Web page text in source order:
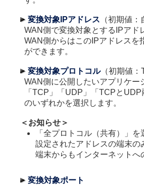
変換対象IPアドレス （初期値
WAN側で変換対象とするIPアド
WAN側からはこのIPアドレスを
ができます。
変換対象プロトコル（初期値：
WAN側に公開したいアプリケ
「TCP」「UDP」「TCPと
のいずれかを選択します。
＜お知らせ＞
「全プロトコル（共有）」
設定されたアドレスの端末
端末からもインターネット
変換対象ポート